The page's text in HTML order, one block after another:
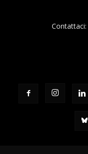
Contattaci: